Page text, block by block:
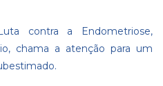
contra a Endometriose,
chama a atenção para um